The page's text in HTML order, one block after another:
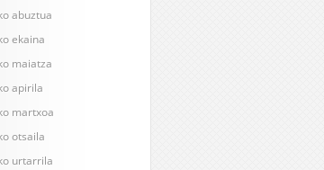
abuztua
ekaina
maiatza
apirila
martxoa
otsaila
urtarrila